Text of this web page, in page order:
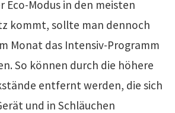
Eco-Modus in den meisten
kommt, sollte man dennoch
Monat das Intensiv-Programm
So können durch die höhere
entfernt werden, die sich
und in Schläuchen